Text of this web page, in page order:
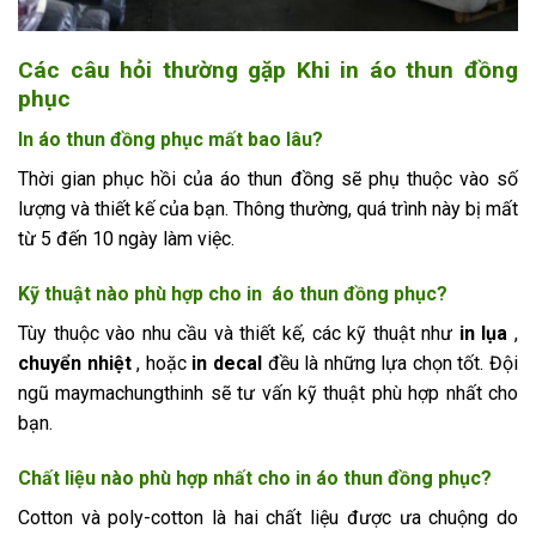
Các câu hỏi thường gặp Khi in áo thun đồng
phục
In áo thun đồng phục mất bao lâu?
Thời gian phục hồi của áo thun đồng sẽ phụ thuộc vào số
lượng và thiết kế của bạn. Thông thường, quá trình này bị mất
từ ​​5 đến 10 ngày làm việc.
Kỹ thuật nào phù hợp cho in áo thun đồng phục?
Tùy thuộc vào nhu cầu và thiết kế, các kỹ thuật như in lụa ,
chuyển nhiệt, hoặc in decalđều là những lựa chọn tốt. Đội
ngũ maymachungthinh sẽ tư vấn kỹ thuật phù hợp nhất cho
bạn.
Chất liệu nào phù hợp nhất cho in áo thun đồng phục?
Cotton và poly-cotton là hai chất liệu được ưa chuộng do